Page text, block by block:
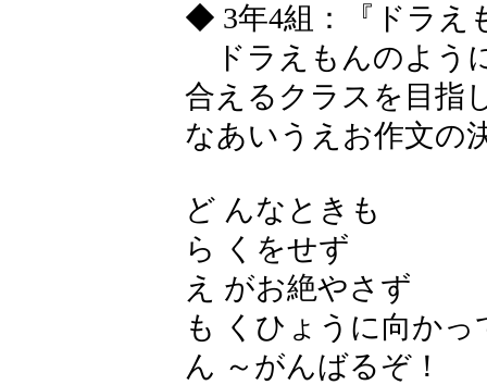
◆ 3年4組：『ドラえ
ドラえもんのよう
合えるクラスを目指
なあいうえお作文の
ど んなときも
ら くをせず
え がお絶やさず
も くひょうに向かっ
ん ～がんばるぞ！